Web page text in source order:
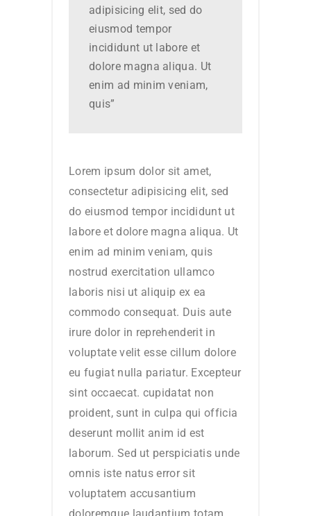
adipisicing elit, sed do
eiusmod tempor
incididunt ut labore et
dolore magna aliqua. Ut
enim ad minim veniam,
quis”
Lorem ipsum dolor sit amet,
consectetur adipisicing elit, sed
do eiusmod tempor incididunt ut
labore et dolore magna aliqua. Ut
enim ad minim veniam, quis
nostrud exercitation ullamco
laboris nisi ut aliquip ex ea
commodo consequat. Duis aute
irure dolor in reprehenderit in
voluptate velit esse cillum dolore
eu fugiat nulla pariatur. Excepteur
sint occaecat. cupidatat non
proident, sunt in culpa qui officia
deserunt mollit anim id est
laborum. Sed ut perspiciatis unde
omnis iste natus error sit
voluptatem accusantium